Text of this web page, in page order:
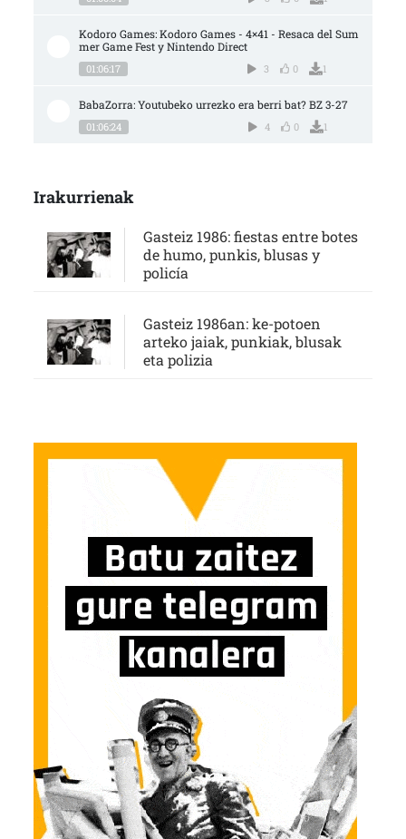
Kodoro Games: Kodoro Games - 4×41 - Resaca del Sum
mer Game Fest y Nintendo Direct
01:06:17 3 0 1
BabaZorra: Youtubeko urrezko era berri bat? BZ 3-27
01:06:24 4 0 1
Irakurrienak
Gasteiz 1986: fiestas entre botes
de humo, punkis, blusas y
policía
Gasteiz 1986an: ke-potoen
arteko jaiak, punkiak, blusak
eta polizia